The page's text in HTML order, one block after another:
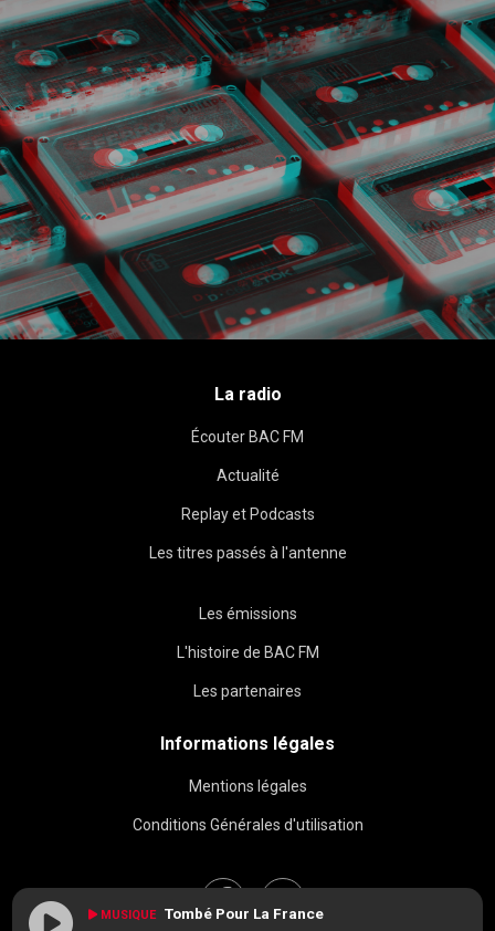
La radio
Écouter BAC FM
Actualité
Replay et Podcasts
Les titres passés à l'antenne
Les émissions
L'histoire de BAC FM
Les partenaires
Informations légales
Mentions légales
Conditions Générales d'utilisation
MUSIQUE Tombé Pour La France